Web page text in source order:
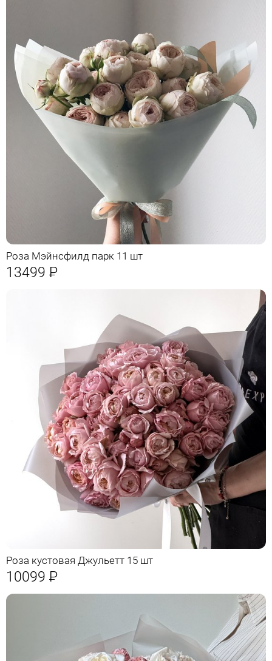
Роза Мэйнсфилд парк 11 шт
13499 Р
Роза кустовая Джульетт 15 шт
10099 Р